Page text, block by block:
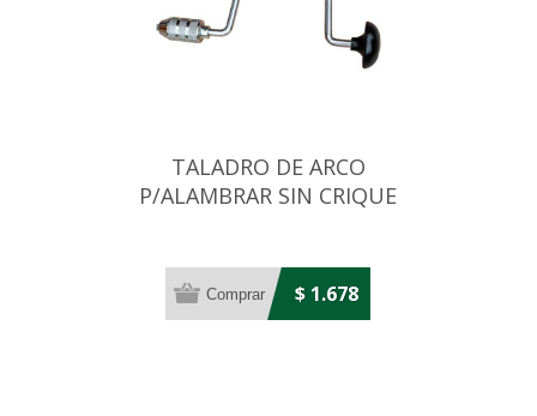
TALADRO DE ARCO
P/ALAMBRAR SIN CRIQUE
$ 1.678